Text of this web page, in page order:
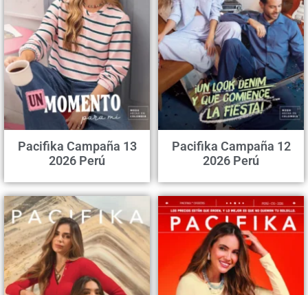
Pacifika Campaña 13
2026 Perú
Pacifika Campaña 12
2026 Perú